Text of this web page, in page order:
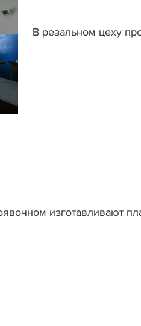
В резальном цеху
изготавливают